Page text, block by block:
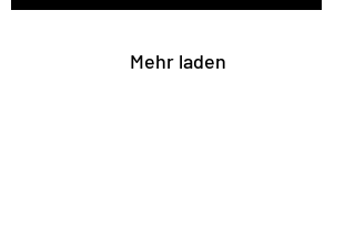
Mehr laden